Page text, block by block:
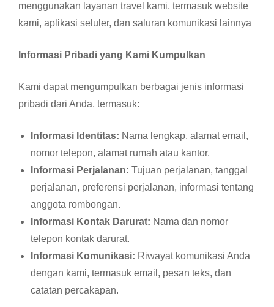
menggunakan layanan travel kami, termasuk website
kami, aplikasi seluler, dan saluran komunikasi lainnya
Informasi Pribadi yang Kami Kumpulkan
Kami dapat mengumpulkan berbagai jenis informasi
pribadi dari Anda, termasuk:
Informasi Identitas: Nama lengkap, alamat email,
nomor telepon, alamat rumah atau kantor.
Informasi Perjalanan: Tujuan perjalanan, tanggal
perjalanan, preferensi perjalanan, informasi tentang
anggota rombongan.
Informasi Kontak Darurat: Nama dan nomor
telepon kontak darurat.
Informasi Komunikasi: Riwayat komunikasi Anda
dengan kami, termasuk email, pesan teks, dan
catatan percakapan.